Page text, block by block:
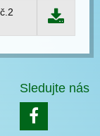
Sledujte nás